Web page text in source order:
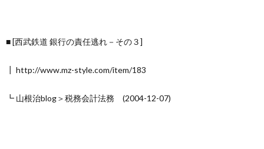
■ [西武鉄道 銀行の責任逃れ－その３]
┃ http://www.mz-style.com/item/183
┗ 山根治blog＞税務会計法務 (2004-12-07)